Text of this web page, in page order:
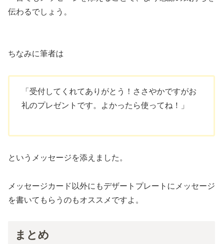
伝わるでしょう。
ちなみに筆者は
「受付してくれてありがとう！ささやかですがお
礼のプレゼントです。よかったら使ってね！」
というメッセージを添えました。
メッセージカード以外にもデザートプレートにメッセージ
を書いてもらうのもオススメですよ。
まとめ